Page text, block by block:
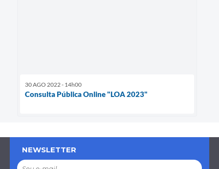
30 AGO 2022 - 14h00
Consulta Pública Online "LOA 2023"
NEWSLETTER